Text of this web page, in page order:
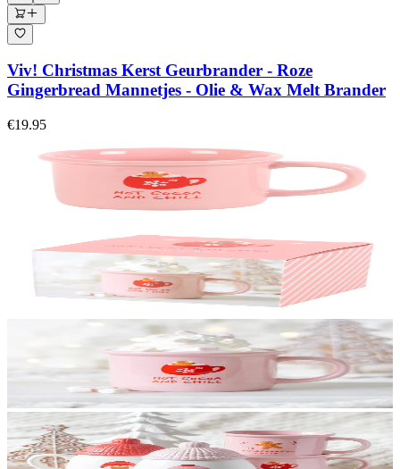
Viv! Christmas Kerst Geurbrander - Roze
Gingerbread Mannetjes - Olie & Wax Melt Brander
€19.95